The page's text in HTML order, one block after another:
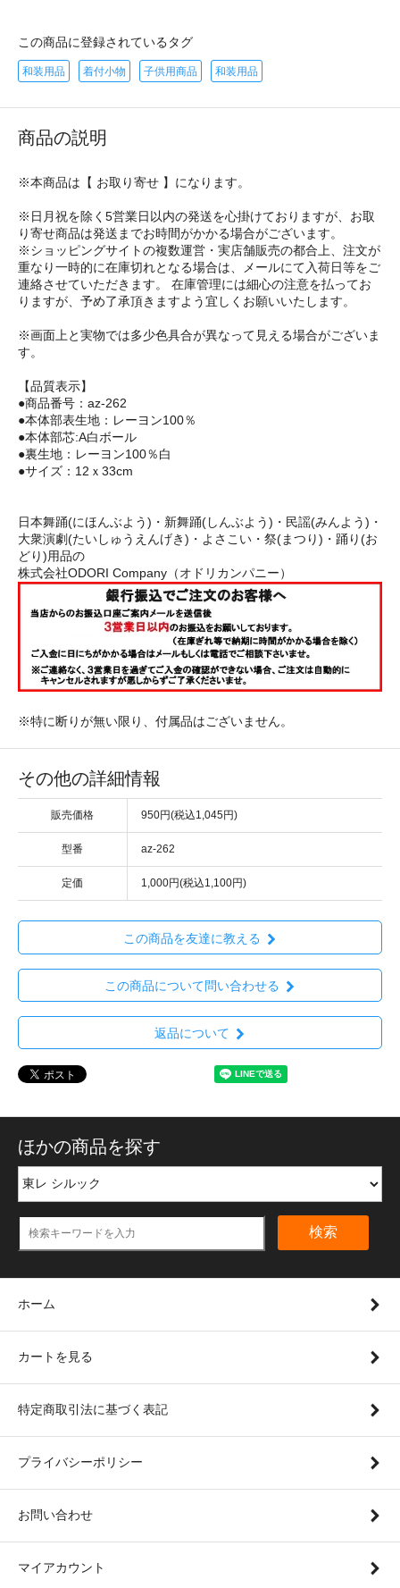
この商品に登録されているタグ
和装用品 着付小物 子供用商品 和装用品
商品の説明
※本商品は【 お取り寄せ 】になります。
※日月祝を除く5営業日以内の発送を心掛けておりますが、お取
り寄せ商品は発送までお時間がかかる場合がございます。
※ショッピングサイトの複数運営・実店舗販売の都合上、注文が
重なり一時的に在庫切れとなる場合は、メールにて入荷日等をご
連絡させていただきます。 在庫管理には細心の注意を払ってお
りますが、予め了承頂きますよう宜しくお願いいたします。
※画面上と実物では多少色具合が異なって見える場合がございま
す。
【品質表示】
●商品番号：az-262
●本体部表生地：レーヨン100％
●本体部芯:A白ボール
●裏生地：レーヨン100％白
●サイズ：12ｘ33cm
日本舞踊(にほんぶよう)・新舞踊(しんぶよう)・民謡(みんよう)・
大衆演劇(たいしゅうえんげき)・よさこい・祭(まつり)・踊り(お
どり)用品の
株式会社ODORI Company（オドリカンパニー）
※特に断りが無い限り、付属品はございません。
その他の詳細情報
販売価格 950円(税込1,045円)
型番 az-262
定価 1,000円(税込1,100円)
この商品を友達に教える
この商品について問い合わせる
返品について
ほかの商品を探す
検索
ホーム
カートを見る
特定商取引法に基づく表記
プライバシーポリシー
お問い合わせ
マイアカウント